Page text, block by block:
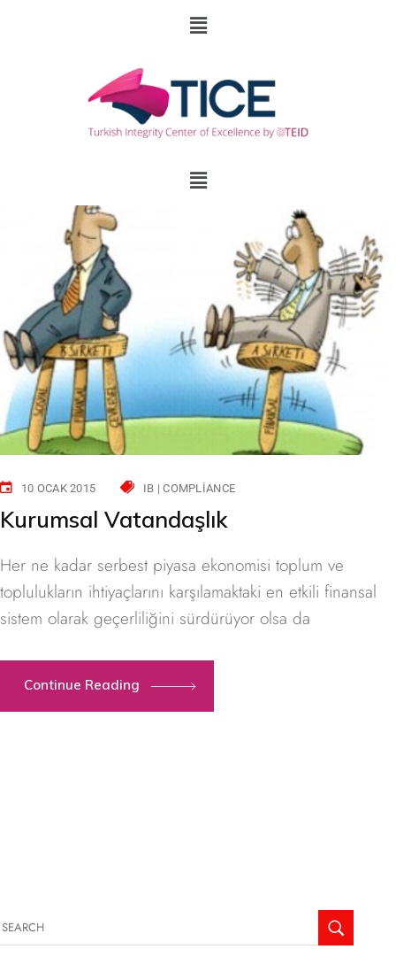
10 OCAK 2015 IB | COMPLIANCE
Kurumsal Vatandaşlık
Her ne kadar serbest piyasa ekonomisi toplum ve
toplulukların ihtiyaçlarını karşılamaktaki en etkili finansal
sistem olarak geçerliliğini sürdürüyor olsa da
Continue Reading